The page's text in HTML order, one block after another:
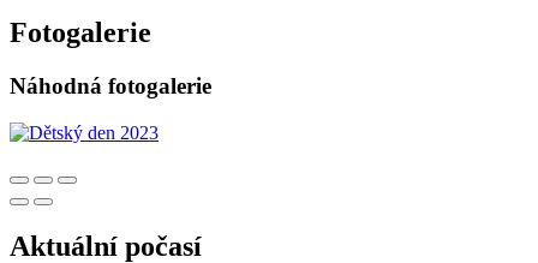
Fotogalerie
Náhodná fotogalerie
Aktuální počasí